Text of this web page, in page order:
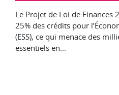
Le Projet de Loi de Finances
25% des crédits pour
(ESS), ce qui menace des
essentiels en...